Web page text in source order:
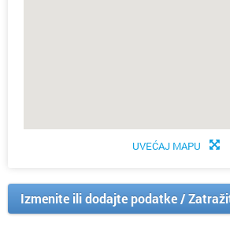
UVEĆAJ MAPU
Izmenite ili dodajte podatke /